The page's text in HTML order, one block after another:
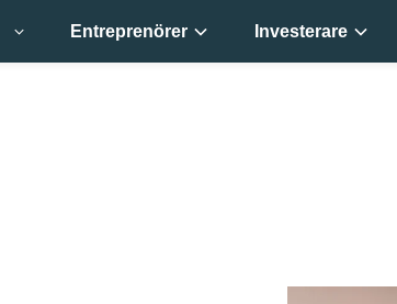
Entreprenörer Investerare